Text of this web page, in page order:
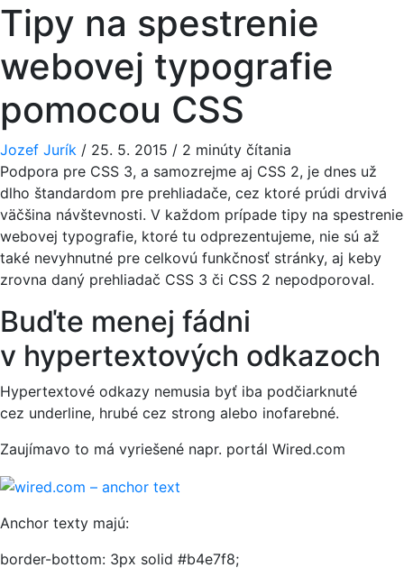
Tipy na spestrenie
webovej typografie
pomocou CSS
Jozef Jurík / 25. 5. 2015 / 2 minúty čítania
Podpora pre CSS 3, a samozrejme aj CSS 2, je dnes už
dlho štandardom pre prehliadače, cez ktoré prúdi drvivá
väčšina návštevnosti. V každom prípade tipy na spestrenie
webovej typografie, ktoré tu odprezentujeme, nie sú až
také nevyhnutné pre celkovú funkčnosť stránky, aj keby
zrovna daný prehliadač CSS 3 či CSS 2 nepodporoval.
Buďte menej fádni
v hypertextových odkazoch
Hypertextové odkazy nemusia byť iba podčiarknuté
cez underline, hrubé cez strong alebo inofarebné.
Zaujímavo to má vyriešené napr. portál Wired.com
Anchor texty majú:
border-bottom: 3px solid #b4e7f8;